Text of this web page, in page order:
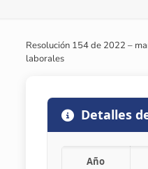
Resolución 154 de 2022 –
laborales
Detalles
Año